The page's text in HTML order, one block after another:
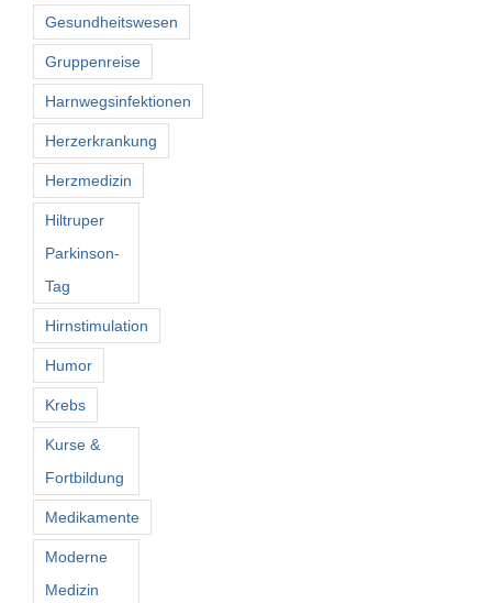
Gesundheitswesen
Gruppenreise
Harnwegsinfektionen
Herzerkrankung
Herzmedizin
Hiltruper
Parkinson-
Tag
Hirnstimulation
Humor
Krebs
Kurse &
Fortbildung
Medikamente
Moderne
Medizin